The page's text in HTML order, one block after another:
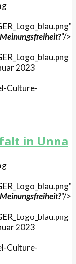
"/>
2023
Culture-
in Unna
"/>
2023
Culture-